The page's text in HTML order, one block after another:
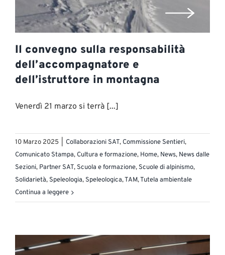
Il convegno sulla responsabilità
dell’accompagnatore e
dell’istruttore in montagna
Venerdì 21 marzo si terrà [...]
10 Marzo 2025 Collaborazioni SAT, Commissione Sentieri,
Comunicato Stampa, Cultura e formazione, Home, News, News dalle
Sezioni, Partner SAT, Scuola e formazione, Scuole di alpinismo,
Solidarietà, Speleologia, Speleologica,TAM,Tutela ambientale
Continua a leggere